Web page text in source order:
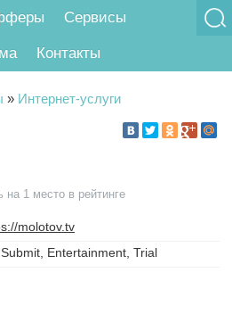
Сервисы
Контакты
» Интернет-услуги
на 1 место в рейтинге
molotov.tv
Entertainment, Trial